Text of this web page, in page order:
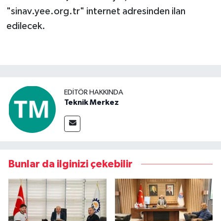
"sinav.yee.org.tr" internet adresinden ilan
edilecek.
EDITÖR HAKKINDA
Teknik Merkez
Bunlar da ilginizi çekebilir